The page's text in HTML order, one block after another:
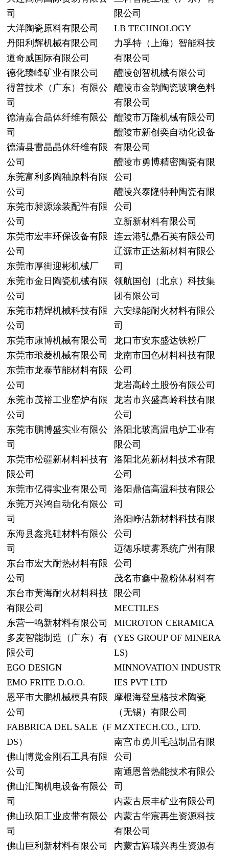
司
大洋陶瓷原料有限公司
丹阳利辉机械有限公司
道奇威国际有限公司
德化臻峰矿业有限公司
得普技术（广东）有限公
司
德清嘉合晶体纤维有限公
司
德清县雷晶晶体纤维有限
公司
东莞富利多陶釉原料有限
公司
东莞市昶源涂装配件有限
公司
东莞市宏丰环保设备有限
公司
东莞市厚街迎彬机械厂
东莞市金日陶瓷机械有限
公司
东莞市精焊机械科技有限
公司
东莞市康博机械有限公司
东莞市琅菱机械有限公司
东莞市龙泰节能材料有限
公司
东莞市茂裕工业窑炉有限
公司
东莞市鹏博盛实业有限公
司
东莞市松疆新材料科技有
限公司
东莞市亿得实业有限公司
东莞万兴鸿自动化有限公
司
东海县鑫兆硅材料有限公
司
东台市宏大耐热材料有限
公司
东台市黄海耐火材料科技
有限公司
东营一鸣新材料有限公司
多麦智能制造（广东）有
限公司
EGO DESIGN
EMO FRITE D.O.O.
恩平市大鹏机械模具有限
公司
FABBRICA DEL SALE（F
DS）
佛山博觉金刚石工具有限
公司
佛山汇陶机电设备有限公
司
佛山玖阳工业皮带有限公
司
佛山巨利新材料有限公司
限公司
LB TECHNOLOGY
力孚特（上海）智能科技
有限公司
醴陵创智机械有限公司
醴陵市金韵陶瓷玻璃色料
有限公司
醴陵市万隆机械有限公司
醴陵市新创奕自动化设备
有限公司
醴陵市勇博精密陶瓷有限
公司
醴陵兴泰隆特种陶瓷有限
公司
立新新材料有限公司
连云港弘鼎石英有限公司
辽源市正达新材料有限公
司
领航国创（北京）科技集
团有限公司
六安绿能耐火材料有限公
司
龙口市安东盛达铁粉厂
龙南市国色材料科技有限
公司
龙岩高岭土股份有限公司
龙岩市兴盛高岭科技有限
公司
洛阳北玻高温电炉工业有
限公司
洛阳北苑新材料技术有限
公司
洛阳鼎信高温科技有限公
司
洛阳峥洁新材料科技有限
公司
迈德乐喷雾系统广州有限
公司
茂名市鑫中盈粉体材料有
限公司
MECTILES
MICROTON CERAMICA
(YES GROUP OF MINERA
LS)
MINNOVATION INDUSTR
IES PVT LTD
摩根海登皇格技术陶瓷
（无锡）有限公司
MZXTECH.CO., LTD.
南宫市勇川毛毡制品有限
公司
南通恩普热能技术有限公
司
内蒙古辰丰矿业有限公司
内蒙古华宸再生资源科技
有限公司
内蒙古辉瑞兴再生资源有